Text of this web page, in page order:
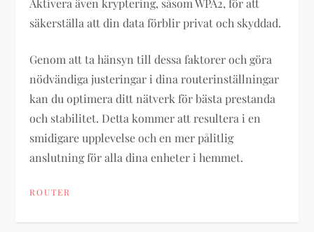
Aktivera även kryptering, såsom WPA2, för att
säkerställa att din data förblir privat och skyddad.
Genom att ta hänsyn till dessa faktorer och göra
nödvändiga justeringar i dina routerinställningar
kan du optimera ditt nätverk för bästa prestanda
och stabilitet. Detta kommer att resultera i en
smidigare upplevelse och en mer pålitlig
anslutning för alla dina enheter i hemmet.
ROUTER